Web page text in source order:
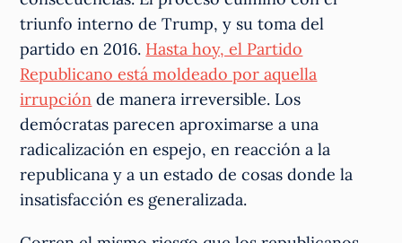
triunfo interno de Trump, y su toma del
partido en 2016. Hasta hoy, el Partido
Republicano está moldeado por aquella
irrupción de manera irreversible. Los
demócratas parecen aproximarse a una
radicalización en espejo, en reacción a la
republicana y a un estado de cosas donde la
insatisfacción es generalizada.